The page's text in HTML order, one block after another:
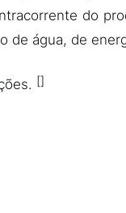
do
de água, de